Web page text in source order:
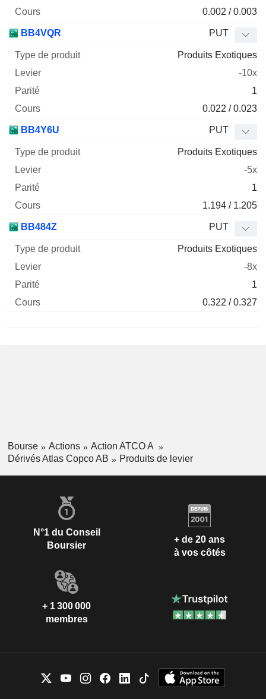
0.002 / 0.003
BB4VQR PUT
Produits Exotiques
-10x
1
0.022 / 0.023
BB4Y6U PUT
Produits Exotiques
-5x
1
1.194 / 1.205
BB484Z PUT
Produits Exotiques
-8x
1
0.322 / 0.327
Bourse Actions
Action ATCO A
Dérivés Atlas Copco AB
Produits de levier
N°1 du Conseil
Boursier
+ de 20 ans
à vos côtés
+ 1 300 000
membres